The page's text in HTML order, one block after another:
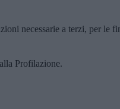
necessarie a terzi, per le
Profilazione.